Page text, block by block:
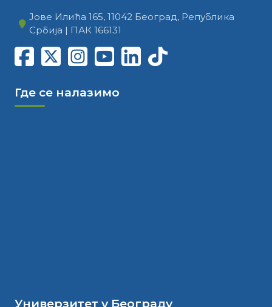
Јове Илића 165, 11042 Београд, Република
Србија | ПАК 166131
Где се налазимо
Универзитет у Београду